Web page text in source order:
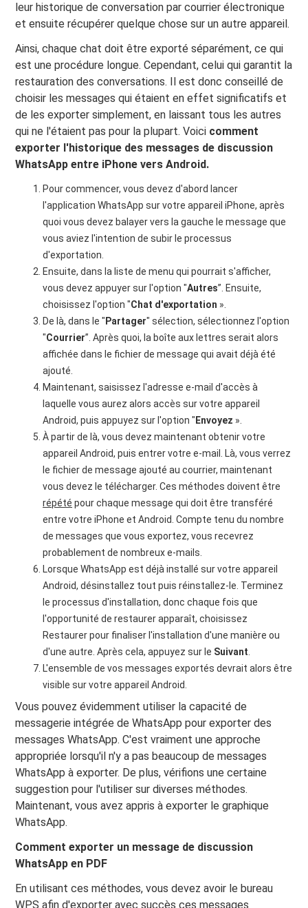
leur historique de conversation par courrier électronique
et ensuite récupérer quelque chose sur un autre appareil.
Ainsi, chaque chat doit être exporté séparément, ce qui
est une procédure longue. Cependant, celui qui garantit la
restauration des conversations. Il est donc conseillé de
choisir les messages qui étaient en effet significatifs et
de les exporter simplement, en laissant tous les autres
qui ne l'étaient pas pour la plupart. Voici comment
exporter l'historique des messages de discussion
WhatsApp entre iPhone vers Android.
Pour commencer, vous devez d'abord lancer
l'application WhatsApp sur votre appareil iPhone, après
quoi vous devez balayer vers la gauche le message que
vous aviez l'intention de subir le processus
d'exportation.
Ensuite, dans la liste de menu qui pourrait s'afficher,
vous devez appuyer sur l'option "Autres”. Ensuite,
choisissez l'option "Chat d'exportation ».
De là, dans le " Partager" sélection, sélectionnez l'option
"Courrier”. Après quoi, la boîte aux lettres serait alors
affichée dans le fichier de message qui avait déjà été
ajouté.
Maintenant, saisissez l'adresse e-mail d'accès à
laquelle vous aurez alors accès sur votre appareil
Android, puis appuyez sur l'option " Envoyez ».
À partir de là, vous devez maintenant obtenir votre
appareil Android, puis entrer votre e-mail. Là, vous verrez
le fichier de message ajouté au courrier, maintenant
vous devez le télécharger. Ces méthodes doivent être
répété pour chaque message qui doit être transféré
entre votre iPhone et Android. Compte tenu du nombre
de messages que vous exportez, vous recevrez
probablement de nombreux e-mails.
Lorsque WhatsApp est déjà installé sur votre appareil
Android, désinstallez tout puis réinstallez-le. Terminez
le processus d'installation, donc chaque fois que
l'opportunité de restaurer apparaît, choisissez
Restaurer pour finaliser l'installation d'une manière ou
d'une autre. Après cela, appuyez sur le Suivant
L'ensemble de vos messages exportés devrait alors être
visible sur votre appareil Android.
Vous pouvez évidemment utiliser la capacité de
messagerie intégrée de WhatsApp pour exporter des
messages WhatsApp. C'est vraiment une approche
appropriée lorsqu'il n'y a pas beaucoup de messages
WhatsApp à exporter. De plus, vérifions une certaine
suggestion pour l'utiliser sur diverses méthodes.
Maintenant, vous avez appris à exporter le graphique
WhatsApp.
Comment exporter un message de discussion
WhatsApp en PDF
En utilisant ces méthodes, vous devez avoir le bureau
WPS afin d'exporter avec succès ces messages